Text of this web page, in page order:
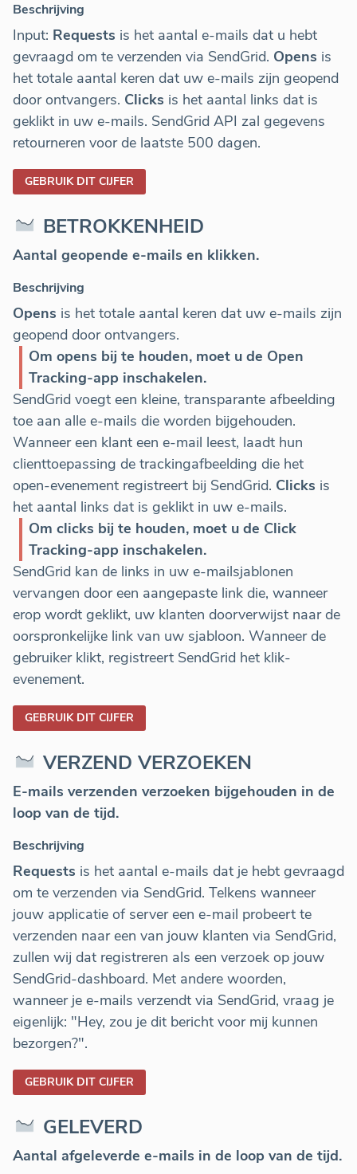
Beschrijving
Input: Requests is het aantal e-mails dat u hebt
gevraagd om te verzenden via SendGrid. Opens is
het totale aantal keren dat uw e-mails zijn geopend
door ontvangers. Clicks is het aantal links dat is
geklikt in uw e-mails. SendGrid API zal gegevens
retourneren voor de laatste 500 dagen.
GEBRUIK DIT CIJFER
BETROKKENHEID
Aantal geopende e-mails en klikken.
Beschrijving
Opens is het totale aantal keren dat uw e-mails zijn
geopend door ontvangers.
Om opens bij te houden, moet u de Open
Tracking-app inschakelen.
SendGrid voegt een kleine, transparante afbeelding
toe aan alle e-mails die worden bijgehouden.
Wanneer een klant een e-mail leest, laadt hun
clienttoepassing de trackingafbeelding die het
open-evenement registreert bij SendGrid. Clicks is
het aantal links dat is geklikt in uw e-mails.
Om clicks bij te houden, moet u de Click
Tracking-app inschakelen.
SendGrid kan de links in uw e-mailsjablonen
vervangen door een aangepaste link die, wanneer
erop wordt geklikt, uw klanten doorverwijst naar de
oorspronkelijke link van uw sjabloon. Wanneer de
gebruiker klikt, registreert SendGrid het klik-
evenement.
GEBRUIK DIT CIJFER
VERZEND VERZOEKEN
E-mails verzenden verzoeken bijgehouden in de
loop van de tijd.
Beschrijving
Requests is het aantal e-mails dat je hebt gevraagd
om te verzenden via SendGrid. Telkens wanneer
jouw applicatie of server een e-mail probeert te
verzenden naar een van jouw klanten via SendGrid,
zullen wij dat registreren als een verzoek op jouw
SendGrid-dashboard. Met andere woorden,
wanneer je e-mails verzendt via SendGrid, vraag je
eigenlijk: "Hey, zou je dit bericht voor mij kunnen
bezorgen?".
GEBRUIK DIT CIJFER
GELEVERD
Aantal afgeleverde e-mails in de loop van de tijd.